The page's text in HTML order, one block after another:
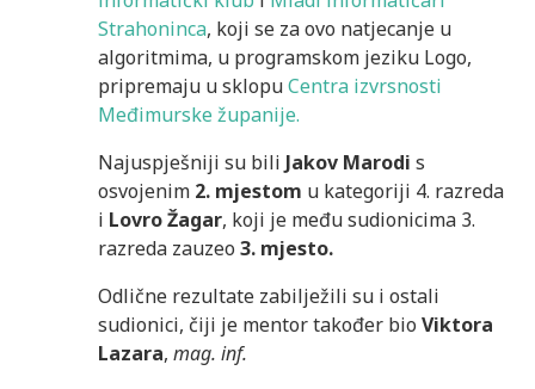
Strahoninca, koji se za ovo natjecanje u
algoritmima, u programskom jeziku Logo,
pripremaju u sklopuCentra izvrsnosti
Međimurske županije.
Najuspješniji su bili Jakov Marodis
osvojenim 2. mjestom u kategoriji 4. razreda
i Lovro Žagar, koji je među sudionicima 3.
razreda zauzeo 3. mjesto.
Odlične rezultate zabilježili su i ostali
sudionici, čiji je mentor također bioViktora
Lazara,mag. inf.